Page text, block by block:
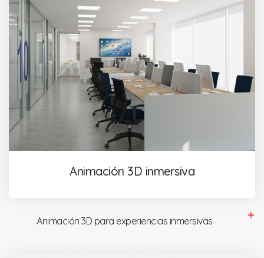
Animación 3D inmersiva
Animación 3D para experiencias inmersivas